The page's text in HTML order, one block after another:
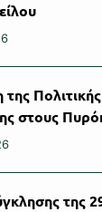
της
στους
της